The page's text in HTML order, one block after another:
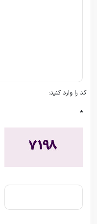
کد را وارد کنید:
*